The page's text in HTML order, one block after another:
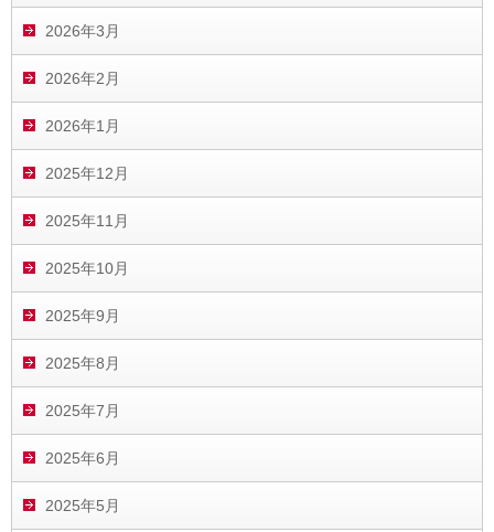
2026年3月
2026年2月
2026年1月
2025年12月
2025年11月
2025年10月
2025年9月
2025年8月
2025年7月
2025年6月
2025年5月